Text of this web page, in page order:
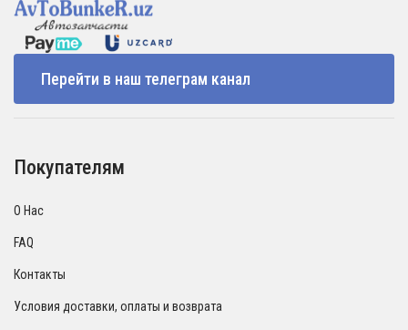
Перейти в наш телеграм канал
Покупателям
О Нас
FAQ
Контакты
Условия доставки, оплаты и возврата